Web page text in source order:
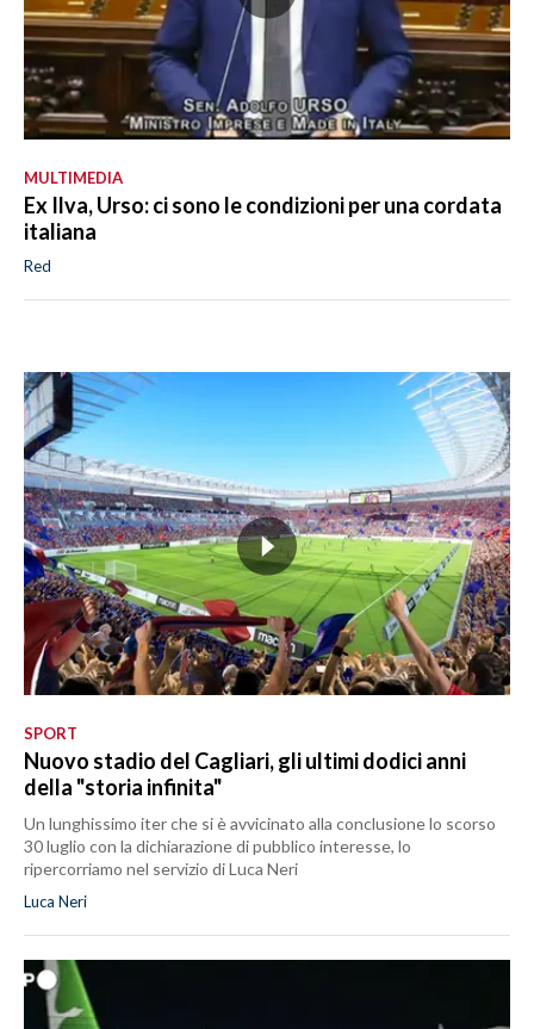
MULTIMEDIA
Ex Ilva, Urso: ci sono le condizioni per una cordata
italiana
Red
SPORT
Nuovo stadio del Cagliari, gli ultimi dodici anni
della "storia infinita"
Un lunghissimo iter che si è avvicinato alla conclusione lo scorso
30 luglio con la dichiarazione di pubblico interesse, lo
ripercorriamo nel servizio di Luca Neri
Luca Neri